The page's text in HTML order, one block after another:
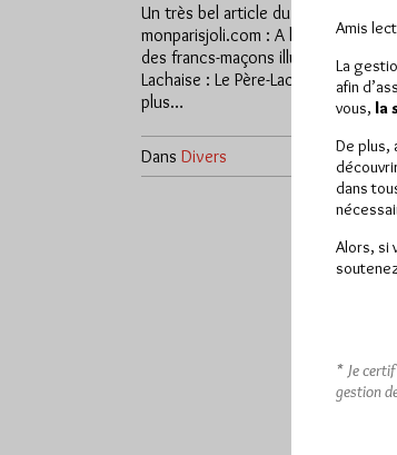
Un très bel article du site
monparisjoli.com : A la découverte
des francs-maçons illustres du Père-
Lachaise : Le Père-Lachaise est bien
plus…
Dans Divers 0
Amis
La
afin
vous, la
De plus,
dans
Alors, si
* Je
gestion